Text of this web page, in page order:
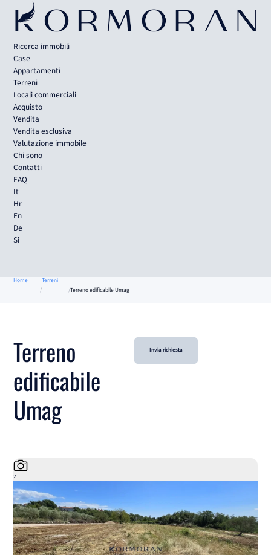
Ricerca immobili
Case
Appartamenti
Terreni
Locali commerciali
Acquisto
Vendita
Vendita esclusiva
Valutazione immobile
Chi sono
Contatti
FAQ
It
Hr
En
De
Si
Home
Terreni
Terreno edificabile Umag
Terreno
edificabile
Umag
Invia richiesta
2